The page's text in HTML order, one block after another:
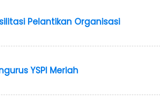
Pelantikan Organisasi
YSPI Meriah